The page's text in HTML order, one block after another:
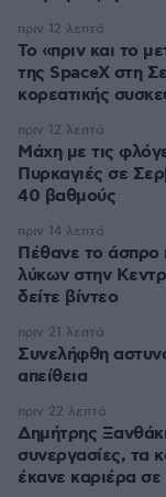
Το «πριν και το
της SpaceX στη
κορεατικής
πριν 12 λεπτά
Μάχη με τις
Πυρκαγιές σε
40 βαθμούς
πριν 12 λεπτά
Πέθανε το άσπρο
λύκων στην
δείτε βίντεο
πριν 14 λεπτά
Συνελήφθη
απείθεια
πριν 21 λεπτά
Δημήτρης
συνεργασίες, τα
έκανε καριέρα σε
πριν 22 λεπτά